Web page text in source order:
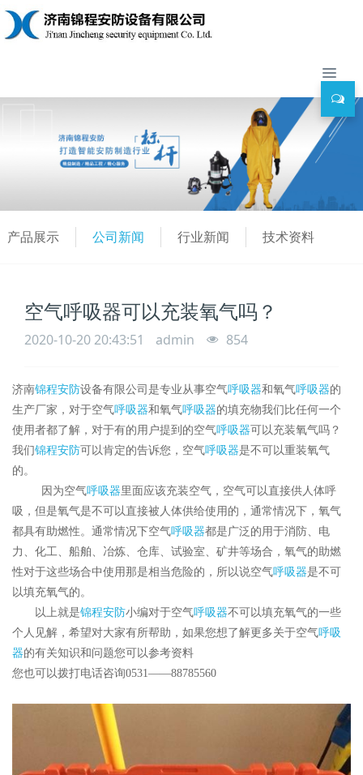
产品展示 公司新闻 行业新闻 技术资料
空气呼吸器可以充装氧气吗？
2020-10-20 20:43:51 admin 854
济南锦程安防设备有限公司是专业从事空气呼吸器和氧气呼吸器的
生产厂家，对于空气呼吸器和氧气呼吸器的填充物我们比任何一个
使用者都了解，对于有的用户提到的空气呼吸器可以充装氧气吗？
我们锦程安防可以肯定的告诉您，空气呼吸器是不可以重装氧气
的。
因为空气呼吸器里面应该充装空气，空气可以直接供人体呼
吸，但是氧气是不可以直接被人体供给使用的，通常情况下，氧气
都具有助燃性。通常情况下空气呼吸器都是广泛的用于消防、电
力、化工、船舶、冶炼、仓库、试验室、矿井等场合，氧气的助燃
性对于这些场合中使用那是相当危险的，所以说空气呼吸器是不可
以填充氧气的。
以上就是锦程安防小编对于空气呼吸器不可以填充氧气的一些
个人见解，希望对大家有所帮助，如果您想了解更多关于空气呼吸
器的有关知识和问题您可以参考资料
您也可以拨打电话咨询0531——88785560